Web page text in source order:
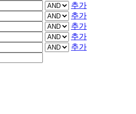
추가
추가
추가
추가
추가